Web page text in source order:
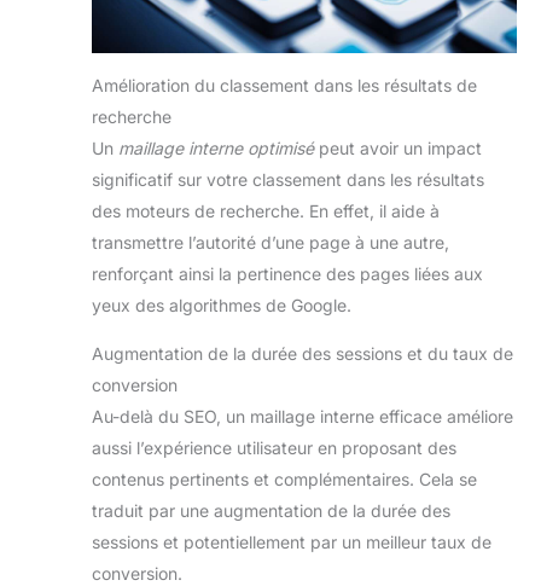
Amélioration du classement dans les résultats de
recherche
Un maillage interne optimisépeut avoir un impact
significatif sur votre classement dans les résultats
des moteurs de recherche. En effet, il aide à
transmettre l’autorité d’une page à une autre,
renforçant ainsi la pertinence des pages liées aux
yeux des algorithmes de Google.
Augmentation de la durée des sessions et du taux de
conversion
Au-delà du SEO, un maillage interne efficace améliore
aussi l’expérience utilisateur en proposant des
contenus pertinents et complémentaires. Cela se
traduit par une augmentation de la durée des
sessions et potentiellement par un meilleur taux de
conversion.